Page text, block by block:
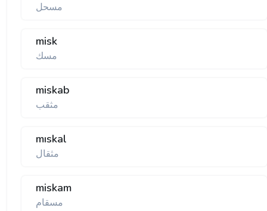
مسحل
misk
مسك
miskab
مثقب
mıskal
مثقال
miskam
مسقام